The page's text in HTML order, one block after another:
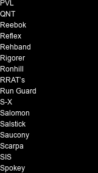
PVL
QNT
Reebok
Reflex
Rehband
Rigorer
Ronhill
RRAT’s
Run Guard
S-X
Salomon
Salstick
Saucony
Scarpa
SIS
Spokey